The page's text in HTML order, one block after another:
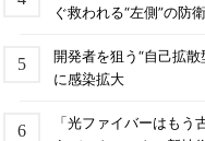
ぐ救われる“左側”の防
開発者を狙う“自己拡
に感染拡大
「光ファイバーはも